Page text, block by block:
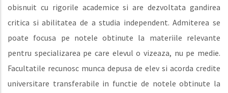
obisnuit cu rigorile academice si are dezvoltata gandirea
critica si abilitatea de a studia independent. Admiterea se
poate focusa pe notele obtinute la materiile relevante
pentru specializarea pe care elevul o vizeaza, nu pe medie.
Facultatile recunosc munca depusa de elev si acorda credite
universitare transferabile in functie de notele obtinute la